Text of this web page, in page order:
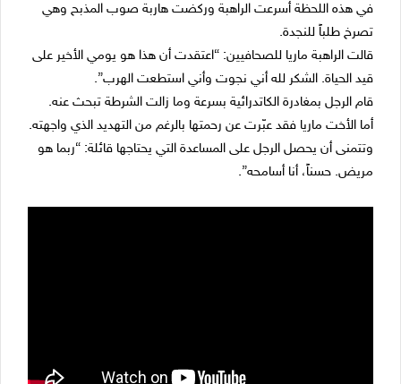
في هذه اللحظة أسرعت الراهبة وركضت هاربة صوب المذبح وهي
تصرخ طلباً للنجدة.
قالت الراهبة ماريا للصحافيين: “اعتقدت أن هذا هو يومي الأخير على
قيد الحياة. الشكر لله أني نجوت وأني استطعت الهرب”.
قام الرجل بمغادرة الكاتدرائية بسرعة وما زالت الشرطة تبحث عنه.
أما الأخت ماريا فقد عبّرت عن رحمتها بالرغم من التهديد الذي واجهته.
وتتمنى أن يحصل الرجل على المساعدة التي يحتاجها قائلة: “ربما هو
مريض. حسناً، أنا أسامحه”.